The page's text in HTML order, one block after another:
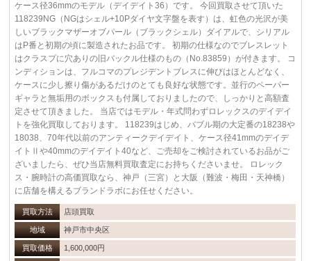
ケース径36mmのモデル（デイデイト36）です。 今回買取させて頂いた
118239NG（NGはシェル+10Pダイヤ文字盤を表す）は、虹色の光沢が美
しいブラックマザーオブパール（ブラックシェル）ダイアルで、シリアル
はP番と初期の頃に製造されたお品です。 初期の仕様なのでブレスレット
はクラスプに穴ありの旧バックル仕様のもの（No.83859）が付きます。 コ
ンディションは、フルコマのプレジデントブレスに伸びはほとんどなく、
ケースに少し擦り傷があるだけのとても良好な状態です。並行のペーパー
ギャラと無垢用のボックスも付属しておりましたので、しっかりと高額査
定させて頂きました。 当店ではモデル・年式問わずロレックスのデイデイ
トを強化買取しております。 118239はじめ、バブル期の大定番の18238や
18038、70年代以前のアンティークデイデイト、ケース径41mmのデイデ
イトⅡや40mmのデイデイト40など、ご売却をご検討されているお品がご
ざいましたら、ぜひ当店無料買取査定にお持ちくださいませ。 ロレック
ス・腕時計の高価買取なら、神戸（三宮）と大阪（難波・梅田・天神橋）
に店舗を構えるブランドラボにお任せください。
買取方法 店頭買取
地域 神戸市中央区
買取価格 1,600,000円